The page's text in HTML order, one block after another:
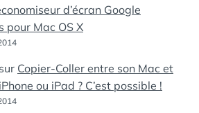
d’écran Google
pour Mac OS X
sur Copier-Coller entre son Mac et
ou iPad ? C’est possible !